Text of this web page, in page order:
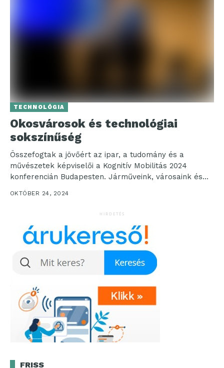
TECHNOLÓGIA
Okosvárosok és technológiai
sokszínűség
Összefogtak a jövőért az ipar, a tudomány és a
művészetek képviselői a Kognitív Mobilitás 2024
konferencián Budapesten. Járműveink, városaink és
közlekedési rendszereink fenntarthatósága...
OKTÓBER 24, 2024
HIRDETÉS
FRISS